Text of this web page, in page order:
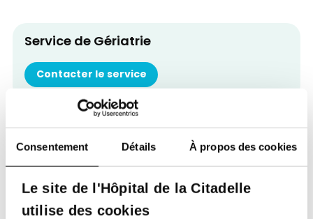
Consentement Détails À propos des cookies
Le site de l'Hôpital de la Citadelle
utilise des cookies
Service de Gériatrie
Contacter le service
Retour à tous nos spécialistes